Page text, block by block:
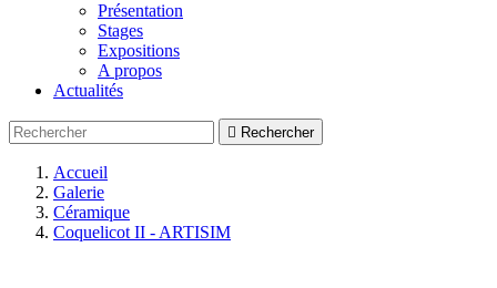
Présentation
Stages
Expositions
A propos
Actualités
 Rechercher
Accueil
Galerie
Céramique
Coquelicot II - ARTISIM